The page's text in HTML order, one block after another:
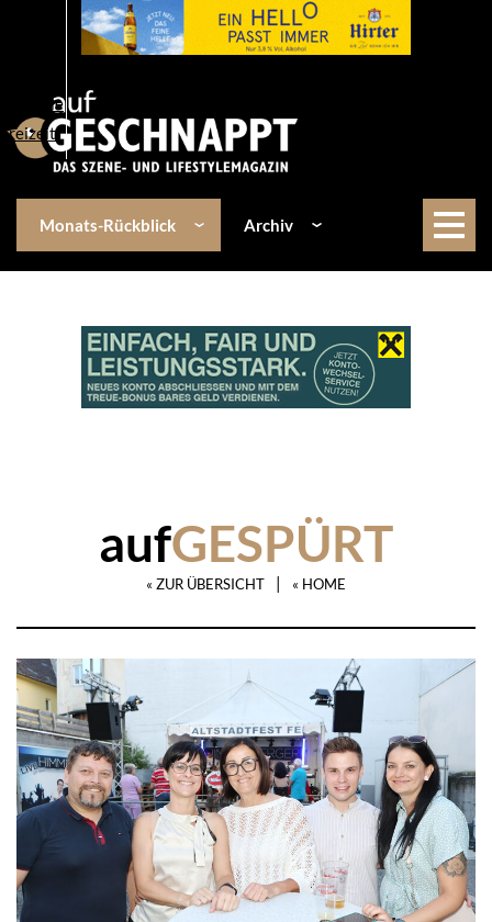
Lifestyle
Freizeit
Monats-Rückblick Archiv
aufGESPÜRT
« ZUR ÜBERSICHT | « HOME